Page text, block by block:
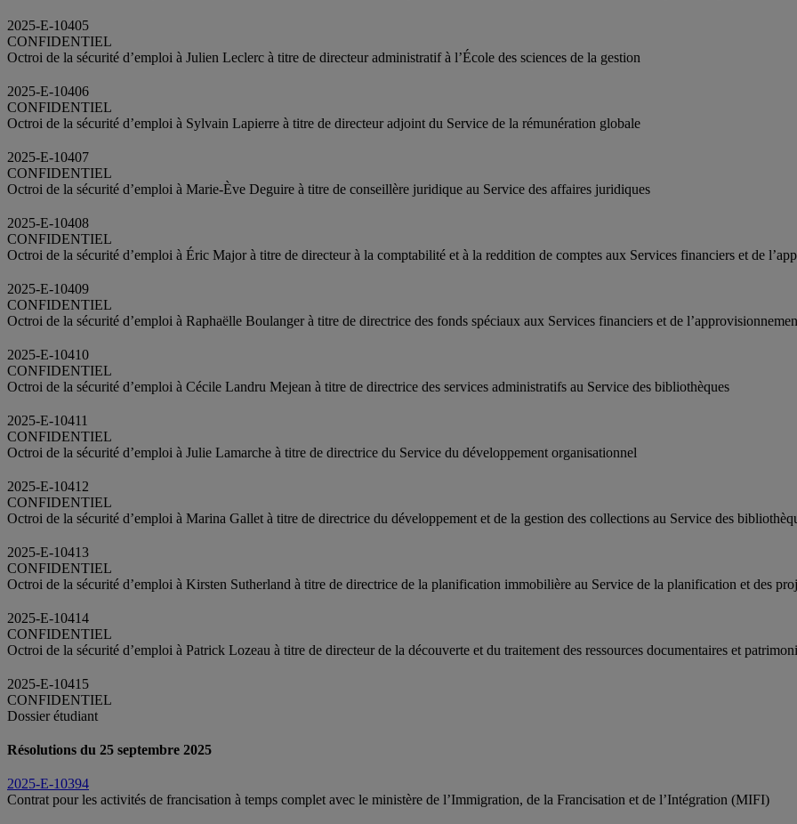
2025-E-10405
CONFIDENTIEL
Octroi de la sécurité d’emploi à Julien Leclerc à titre de directeur administratif à l’École des sciences de la gestion
2025-E-10406
CONFIDENTIEL
Octroi de la sécurité d’emploi à Sylvain Lapierre à titre de directeur adjoint du Service de la rémunération globale
2025-E-10407
CONFIDENTIEL
Octroi de la sécurité d’emploi à Marie-Ève Deguire à titre de conseillère juridique au Service des affaires juridiques
2025-E-10408
CONFIDENTIEL
Octroi de la sécurité d’emploi à Éric Major à titre de directeur à la comptabilité et à la reddition de comptes aux Services financiers et de
2025-E-10409
CONFIDENTIEL
Octroi de la sécurité d’emploi à Raphaëlle Boulanger à titre de directrice des fonds spéciaux aux Services financiers et de
2025-E-10410
CONFIDENTIEL
Octroi de la sécurité d’emploi à Cécile Landru Mejean à titre de directrice des services administratifs au Service des bibliothèques
2025-E-10411
CONFIDENTIEL
Octroi de la sécurité d’emploi à Julie Lamarche à titre de directrice du Service du développement organisationnel
2025-E-10412
CONFIDENTIEL
Octroi de la sécurité d’emploi à Marina Gallet à titre de directrice du développement et de la gestion des collections au Service des
2025-E-10413
CONFIDENTIEL
Octroi de la sécurité d’emploi à Kirsten Sutherland à titre de directrice de la planification immobilière au Service de la planification et des
2025-E-10414
CONFIDENTIEL
Octroi de la sécurité d’emploi à Patrick Lozeau à titre de directeur de la découverte et du traitement des ressources documentaires et
2025-E-10415
CONFIDENTIEL
Dossier étudiant
Résolutions du 25 septembre 2025
2025-E-10394
Contrat pour les activités de francisation à temps complet avec le ministère de l’Immigration, de la Francisation et de l’Intégration (MIFI)